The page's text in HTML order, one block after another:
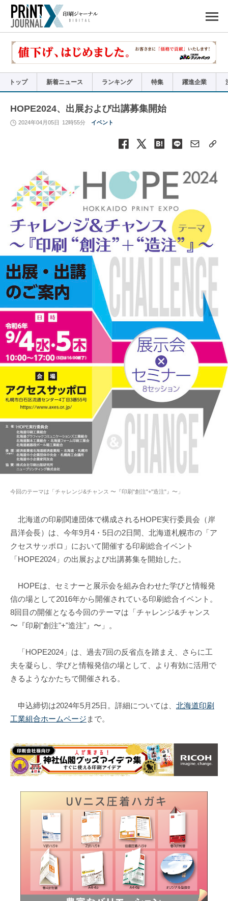
で
リ
トップ 新着ニュース ランキング 特集 躍進企業
HOPE2024、出展および出講募集開始
2024年04月05日 12時55分 イベント
今回のテーマは「チャレンジ&チャンス 〜『印刷"創注"+"造注"』〜」
北海道の印刷関連団体で構成されるHOPE実行委員会（岸
昌洋会長）は、今年9月4・5日の2日間、北海道札幌市の「ア
クセスサッポロ」において開催する印刷総合イベント
「HOPE2024」の出展および出講募集を開始した。
HOPEは、セミナーと展示会を組み合わせた学びと情報発
信の場として2016年から開催されている印刷総合イベント。
8回目の開催となる今回のテーマは「チャレンジ&チャンス
〜『印刷"創注"+"造注"』〜」。
「HOPE2024」は、過去7回の反省点を踏まえ、さらに工
夫を凝らし、学びと情報発信の場として、より有効に活用で
きるようなかたちで開催される。
申込締切は2024年5月25日。詳細については、 北海道印刷
工業組合ホームページ まで。